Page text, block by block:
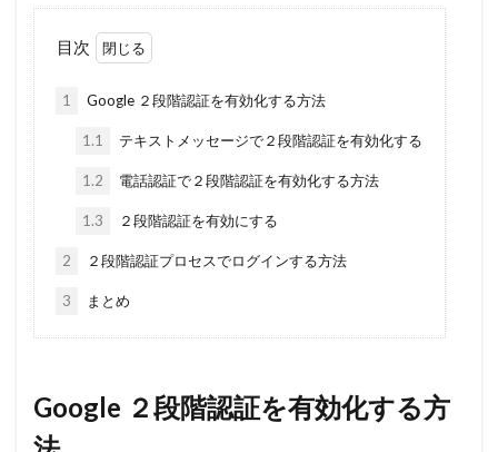
目次
1 Google ２段階認証を有効化する方法
1.1 テキストメッセージで２段階認証を有効化する
1.2 電話認証で２段階認証を有効化する方法
1.3 ２段階認証を有効にする
2 ２段階認証プロセスでログインする方法
3 まとめ
Google ２段階認証を有効化する方